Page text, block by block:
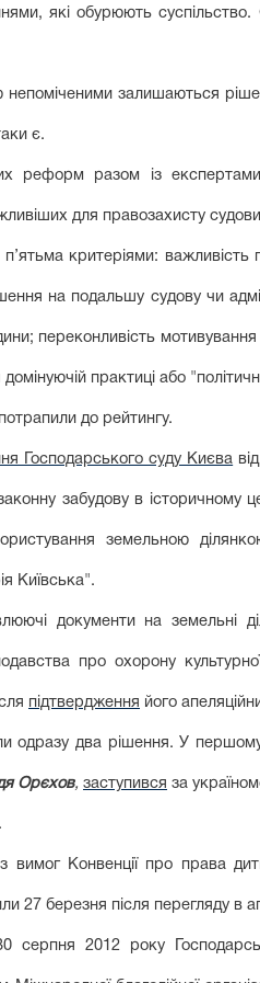
які обурюють
непоміченими залишаються
є.
реформ разом із
для правозахисту
критеріями:
на подальшу судову чи
переконливість мотивування
практиці або
до рейтингу.
Господарського суду Києва
забудову в
земельною
Київська".
документи на земельні
про охорону
підтвердження його
одразу два рішення. У
Орєхов, заступився за
Конвенції про права
27 березня після перегляду в
серпня 2012 року